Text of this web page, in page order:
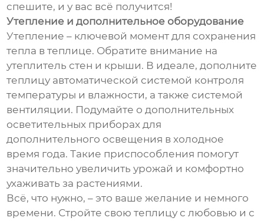
спешите, и у вас всё получится!
Утепление и дополнительное оборудование
Утепление – ключевой момент для сохранения
тепла в теплице. Обратите внимание на
утеплитель стен и крыши. В идеале, дополните
теплицу автоматической системой контроля
температуры и влажности, а также системой
вентиляции. Подумайте о дополнительных
осветительных приборах для
дополнительного освещения в холодное
время года. Такие приспособления помогут
значительно увеличить урожай и комфортно
ухаживать за растениями.
Всё, что нужно, – это ваше желание и немного
времени. Стройте свою теплицу с любовью и с